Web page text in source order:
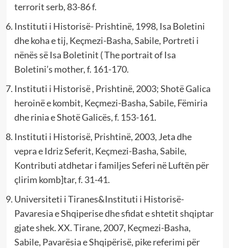
terrorit serb, 83-86 f.
Instituti i Historisë- Prishtinë, 1998, Isa Boletini
dhe koha e tij, Keçmezi-Basha, Sabile, Portreti i
nënës së Isa Boletinit ( The portrait of Isa
Boletini’s mother, f. 161-170.
Instituti i Historisë , Prishtinë, 2003; Shotë Galica
heroinë e kombit, Keçmezi-Basha, Sabile, Fëmiria
dhe rinia e Shotë Galicës, f. 153-161.
Instituti i Historisë, Prishtinë, 2003, Jeta dhe
vepra e Idriz Seferit, Keçmezi-Basha, Sabile,
Kontributi atdhetar i familjes Seferi në Luftën për
çlirim komb]tar, f. 31-41.
Universiteti i Tiranes&Instituti i Historisë-
Pavaresia e Shqiperise dhe sfidat e shtetit shqiptar
gjate shek. XX. Tirane, 2007, Keçmezi-Basha,
Sabile, Pavarësia e Shqipërisë, pike referimi për